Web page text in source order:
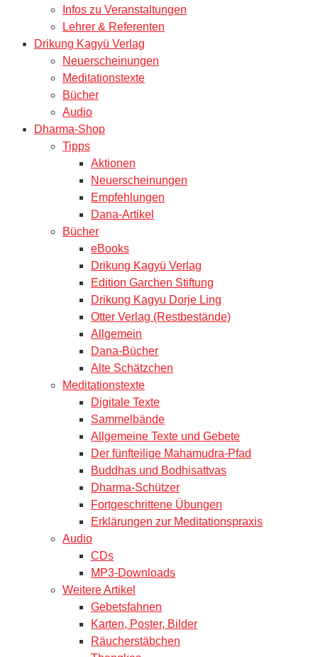
Infos zu Veranstaltungen
Lehrer & Referenten
Drikung Kagyü Verlag
Neuerscheinungen
Meditationstexte
Bücher
Audio
Dharma-Shop
Tipps
Aktionen
Neuerscheinungen
Empfehlungen
Dana-Artikel
Bücher
eBooks
Drikung Kagyü Verlag
Edition Garchen Stiftung
Drikung Kagyu Dorje Ling
Otter Verlag (Restbestände)
Allgemein
Dana-Bücher
Alte Schätzchen
Meditationstexte
Digitale Texte
Sammelbände
Allgemeine Texte und Gebete
Der fünfteilige Mahamudra-Pfad
Buddhas und Bodhisattvas
Dharma-Schützer
Fortgeschrittene Übungen
Erklärungen zur Meditationspraxis
Audio
CDs
MP3-Downloads
Weitere Artikel
Gebetsfahnen
Karten, Poster, Bilder
Räucherstäbchen